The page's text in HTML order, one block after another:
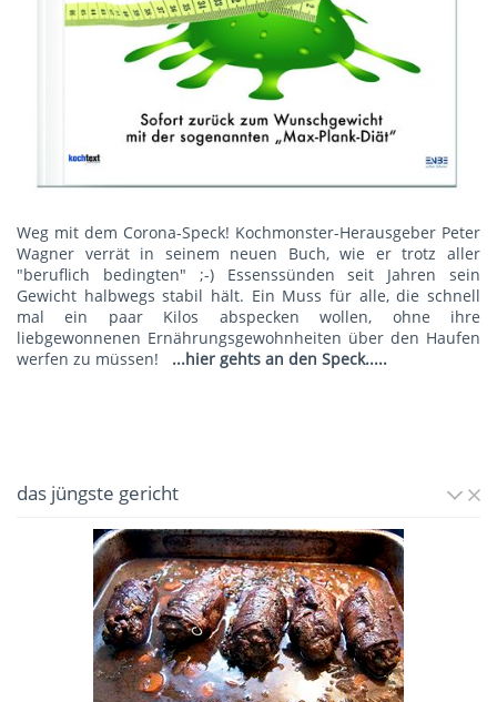
Weg mit dem Corona-Speck! Kochmonster-Herausgeber Peter
Wagner verrät in seinem neuen Buch, wie er trotz aller
"beruflich bedingten" ;-) Essenssünden seit Jahren sein
Gewicht halbwegs stabil hält. Ein Muss für alle, die schnell
mal ein paar Kilos abspecken wollen, ohne ihre
liebgewonnenen Ernährungsgewohnheiten über den Haufen
werfen zu müssen!
...hier gehts an den Speck.....
das jüngste gericht